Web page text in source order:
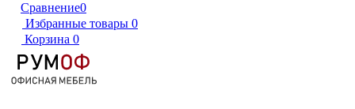
Сравнение0
Избранные товары 0
Корзина 0